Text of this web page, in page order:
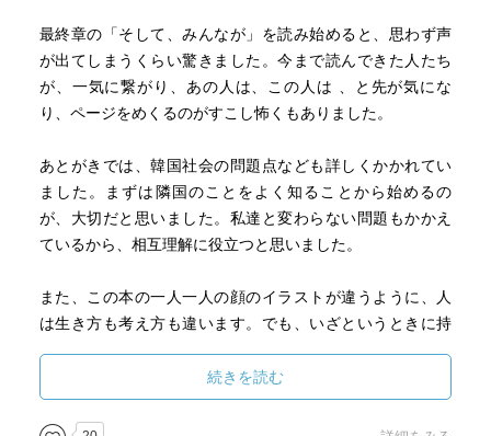
(あらゆる時事ネタが広く浅く取り上げられており、かつ短
編なので)
今流行りの韓国文学、気になるという人にはおすすめの一
最終章の「そして、みんなが」を読み始めると、思わず声
が出てしまうくらい驚きました。今まで読んできた人たち
が、一気に繋がり、あの人は、この人は 、と先が気にな
り、ページをめくるのがすこし怖くもありました。
あとがきでは、韓国社会の問題点なども詳しくかかれてい
ました。まずは隣国のことをよく知ることから始めるの
が、大切だと思いました。私達と変わらない問題もかかえ
ているから、相互理解に役立つと思いました。
また、この本の一人一人の顔のイラストが違うように、人
は生き方も考え方も違います。でも、いざというときに持
忘れずに伝えていくことの必要性を強く感じました。この
物語の終わり方が教えてくれたことは、誰もがよく考えな
ければならないことだと思いました。
続きを読む